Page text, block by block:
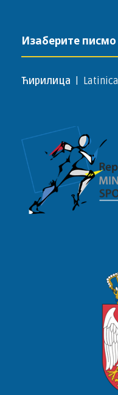
Изаберите писмо
Ћирилица Latinica